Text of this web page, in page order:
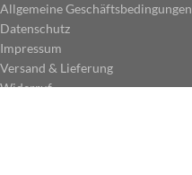
Allgemeine Geschäftsbedingungen
Datenschutz
Impressum
Versand & Lieferung
Widerruf